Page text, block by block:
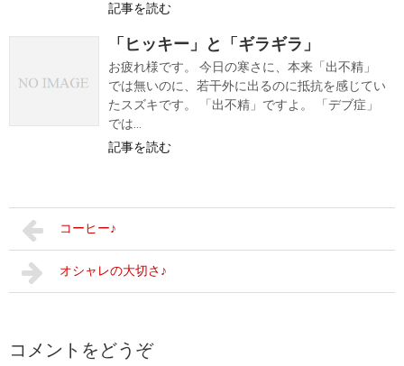
記事を読む
「ヒッキー」と「ギラギラ」
お疲れ様です。 今日の寒さに、本来「出不精」
では無いのに、若干外に出るのに抵抗を感じてい
たスズキです。 「出不精」ですよ。 「デブ症」
では...
記事を読む
コーヒー♪
オシャレの大切さ♪
コメントをどうぞ